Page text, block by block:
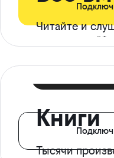
Читайте и
ограничений*
Книги
Тысячи